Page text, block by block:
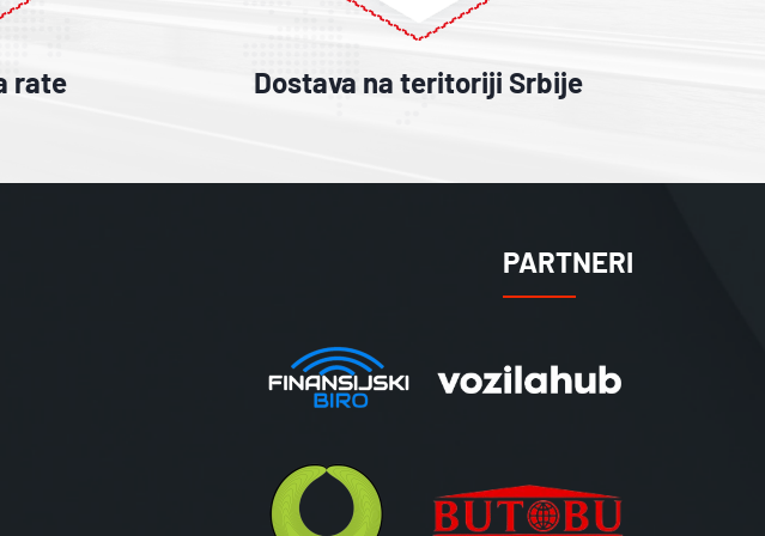
rate Dostava na teritoriji Srbije
PARTNERI